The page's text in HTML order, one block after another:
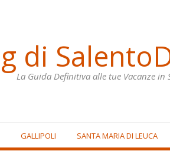
di
La Guida Definitiva alle tue Vacanze in
GALLIPOLI SANTA MARIA DI LEUCA